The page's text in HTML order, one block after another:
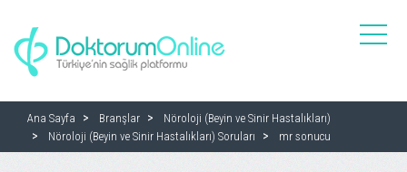
toggle
Ana Sayfa Branşlar
Nöroloji (Beyin ve Sinir Hastalıkları)
Nöroloji (Beyin ve Sinir Hastalıkları) Soruları
mr sonucu